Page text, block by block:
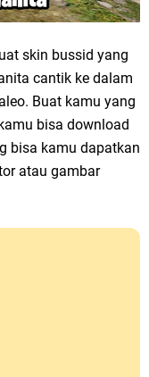
skin bussid yang
cantik ke dalam
Buat kamu yang
bisa download
bisa kamu dapatkan
atau gambar